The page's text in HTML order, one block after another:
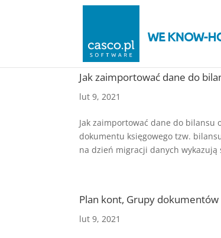
Jak zaimportować dane do
lut 9, 2021
Jak zaimportować dane do
dokumentu księgowego tzw.
na dzień migracji danych wykazują
Plan kont, Grupy dokumentów
lut 9, 2021